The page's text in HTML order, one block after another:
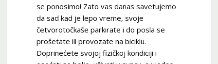
se ponosimo! Zato vas danas savetujemo
da sad kad je lepo vreme, svoje
četvorotočkaše parkirate i do posla se
prošetate ili provozate na biciklu.
Doprinećete svojoj fizičkoj kondiciji i